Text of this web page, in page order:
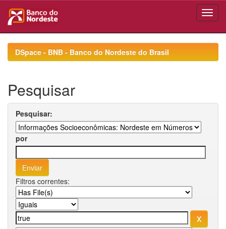
navigationDSpace - BNB - Banco do Nordeste do Brasil
Pesquisar
Pesquisar:
por
Filtros correntes: